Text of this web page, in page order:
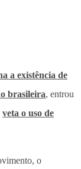
a existência de
brasileira, entrou
veta o uso de
o